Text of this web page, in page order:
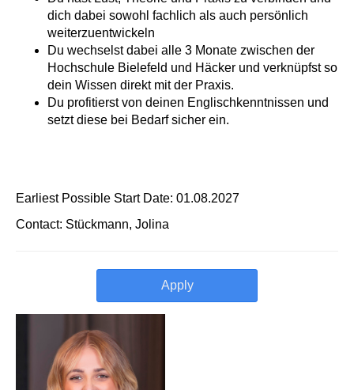
dich dabei sowohl fachlich als auch persönlich
weiterzuentwickeln
Du wechselst dabei alle 3 Monate zwischen der
Hochschule Bielefeld und Häcker und verknüpfst so
dein Wissen direkt mit der Praxis.
Du profitierst von deinen Englischkenntnissen und
setzt diese bei Bedarf sicher ein.
Earliest Possible Start Date: 01.08.2027
Contact: Stückmann, Jolina
Apply